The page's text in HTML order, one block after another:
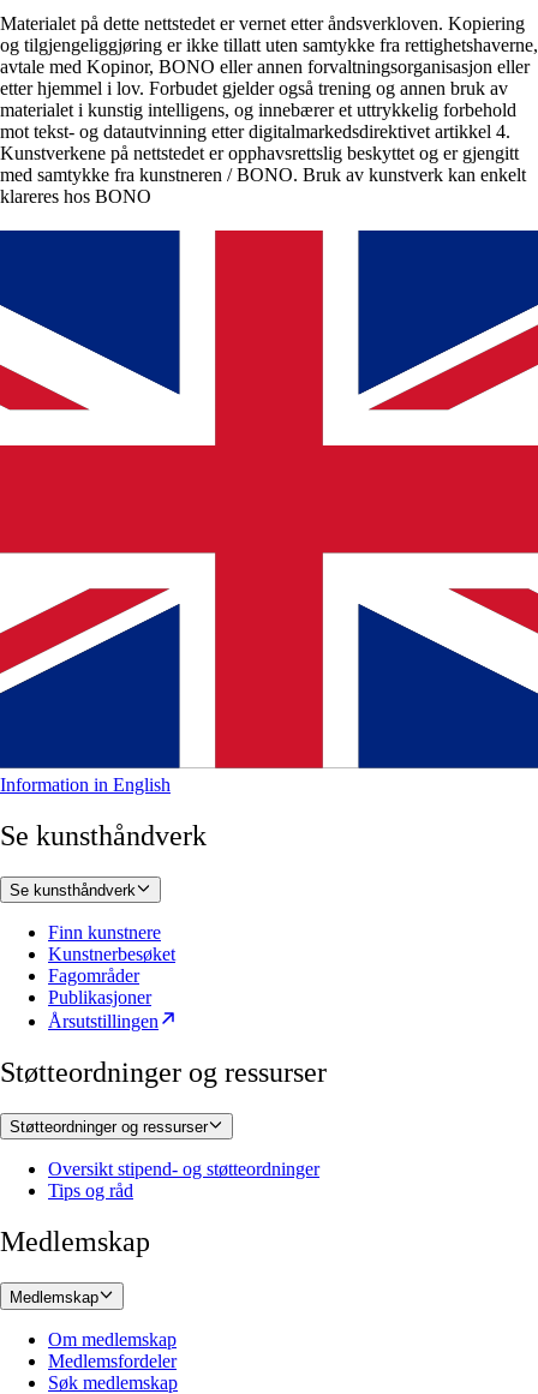
Materialet på dette nettstedet er vernet etter åndsverkloven. Kopiering
og tilgjengeliggjøring er ikke tillatt uten samtykke fra rettighetshaverne,
avtale med Kopinor, BONO eller annen forvaltningsorganisasjon eller
etter hjemmel i lov. Forbudet gjelder også trening og annen bruk av
materialet i kunstig intelligens, og innebærer et uttrykkelig forbehold
mot tekst- og datautvinning etter digitalmarkedsdirektivet artikkel 4.
Kunstverkene på nettstedet er opphavsrettslig beskyttet og er gjengitt
med samtykke fra kunstneren / BONO. Bruk av kunstverk kan enkelt
klareres hos BONO
Information in English
Se kunsthåndverk
Se kunsthåndverk
Finn kunstnere
Kunstnerbesøket
Fagområder
Publikasjoner
Årsutstillingen
Støtteordninger og ressurser
Støtteordninger og ressurser
Oversikt stipend- og støtteordninger
Tips og råd
Medlemskap
Medlemskap
Om medlemskap
Medlemsfordeler
Søk medlemskap